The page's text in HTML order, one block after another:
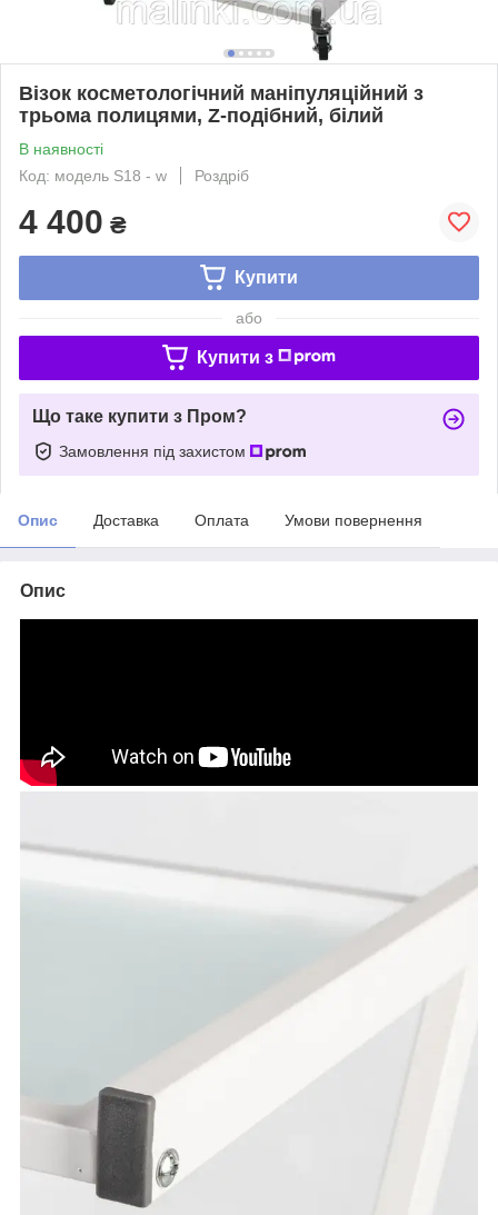
Візок косметологічний маніпуляційний з
трьома полицями, Z-подібний, білий
В наявності
Код: модель S18 - w
Роздріб
4 400 ₴
Купити
або
Купити з
Що таке купити з Пром?
Замовлення під захистом
Опис Доставка Оплата Умови повернення
Опис